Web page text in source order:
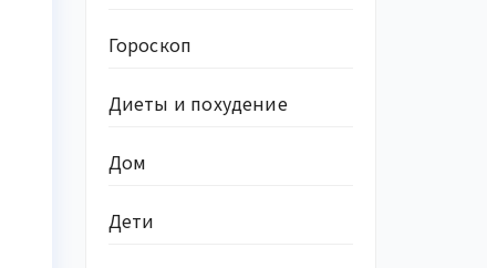
Гороскоп
Диеты и похудение
Дом
Дети